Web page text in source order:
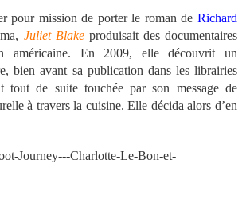
pour mission de porter le roman de Richard
Juliet Blakeproduisait des documentaires
américaine. En 2009, elle découvrit un
bien avant sa publication dans les librairies
tout de suite touchée par son message de
à travers la cuisine. Elle décida alors d’en